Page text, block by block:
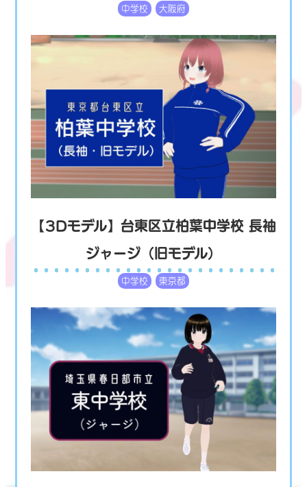
中学校 大阪府
【3Dモデル】台東区立柏葉中学校 長袖
ジャージ（旧モデル）
中学校 東京都